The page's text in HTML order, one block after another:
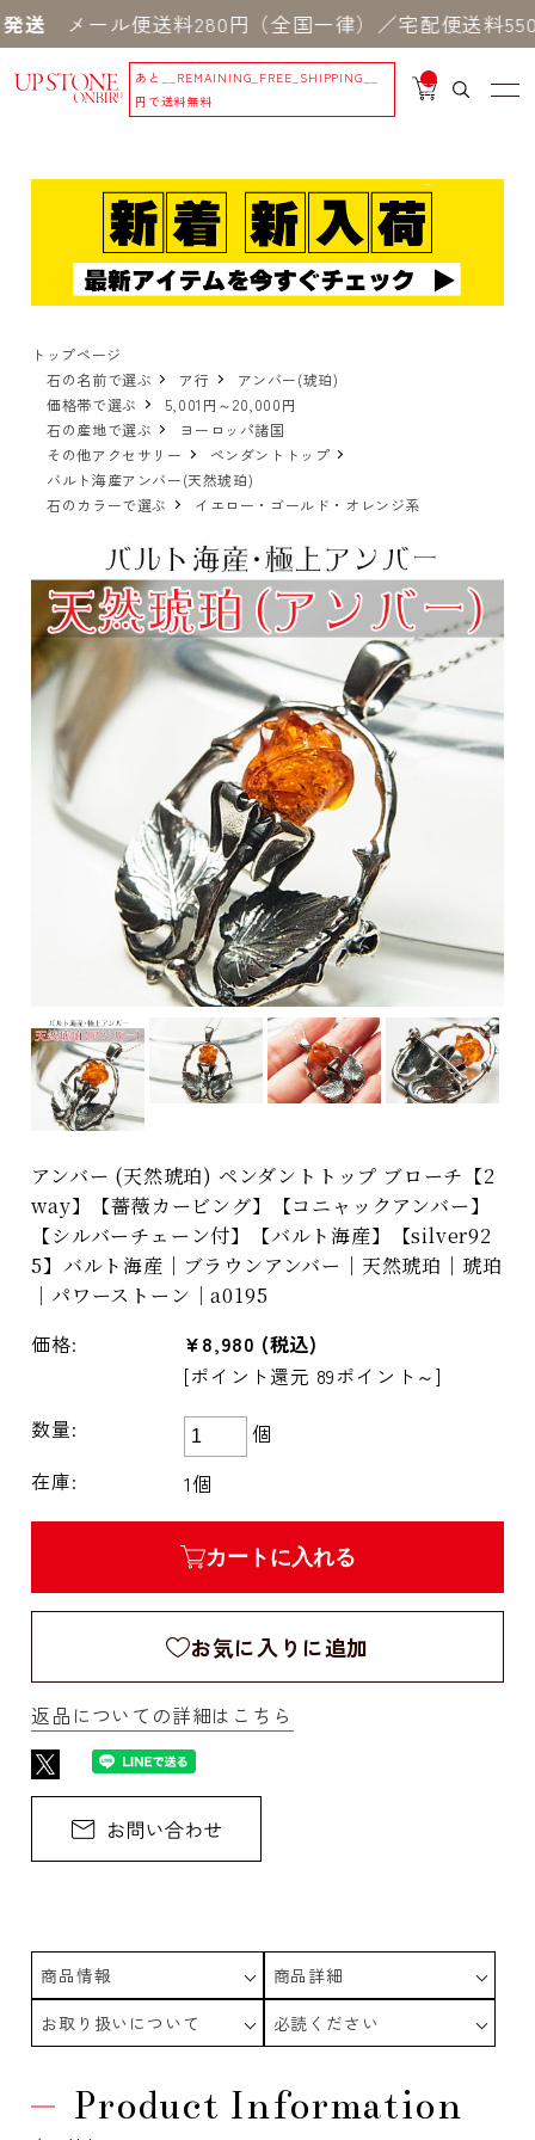
ール便送料280円（全国一律）／宅配便送料550円
あと
__REMAINING_FREE_SHIPPING__
円で送料無料
__
IT
_
トップページ
石の名前で選ぶ
ア行
アンバー(琥珀)
価格帯で選ぶ
5,001円～20,000円
石の産地で選ぶ
ヨーロッパ諸国
その他アクセサリー
ペンダントトップ
バルト海産アンバー(天然琥珀)
石のカラーで選ぶ
イエロー・ゴールド・オレンジ系
アンバー (天然琥珀) ペンダントトップ ブローチ【2
way】【薔薇カービング】【コニャックアンバー】
【シルバーチェーン付】【バルト海産】【silver92
5】バルト海産｜ブラウンアンバー｜天然琥珀｜琥珀
｜パワーストーン｜a0195
価格: ¥8,980 (税込)
[ポイント還元 89ポイント～]
数量:
個
在庫:
1個
カートに入れる
お気に入りに追加
返品についての詳細はこちら
商品情報
商品詳細
お取り扱いについて
必読ください
Product Information